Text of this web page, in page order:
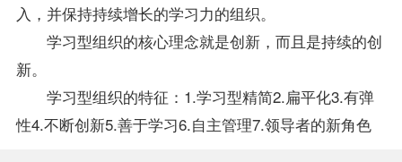
入，并保持持续增长的学习力的组织。
学习型组织的核心理念就是创新，而且是持续的创
新。
学习型组织的特征：1.学习型精简2.扁平化3.有弹
性4.不断创新5.善于学习6.自主管理7.领导者的新角色